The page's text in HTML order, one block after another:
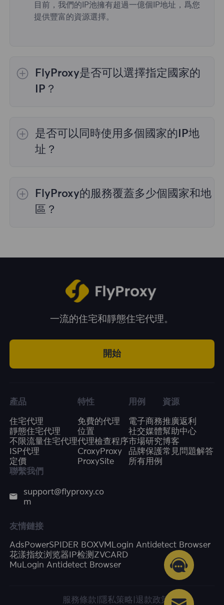
目前，我們的IP池擁有超過一億個IP地址，爲您
提供豐富的資源選擇。
FlyProxy是否可以選擇指定國家的
IP？
的代理選擇； 靜態住宅代理提供36個國家的代
理，購買時您可以選擇所需的國家。
是否可以同時使用多個國家的IP地
址？
有用。您可以在管理面板中自由選擇和切換不同
國家的IP地址。
FlyProxy的服務覆蓋多少個國家和地
區？
一流的住宅和靜態住宅代理。
開始
產品
住宅代理
靜態住宅代理
不限流量住宅代理
ISP代理
定價
特性
免費的代理
位置
代理檢查程序
CroxyProxy
ProxySite
用例
電子商務
社交媒體
市場研究
品牌保護
所有用例
資源
推廣返利
幫助中心
博客
常見問題解答
聯繫我們
support@flyproxy.co
m
友情鏈接
AdsPowerSPIDER BOXVMLogin Antidetect Browser
花漾指纹浏览器 IP检测 ZVCARD
MuLogin Antidetect Browser
服務條款 隱私策略 退款政策